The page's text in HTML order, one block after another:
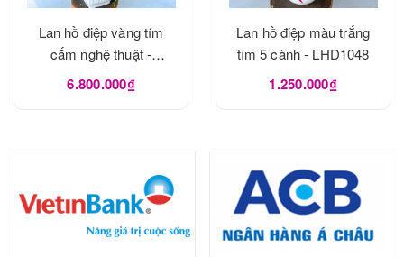
Lan hồ điệp vàng tím
cắm nghệ thuật -
LHD1049
6.800.000₫
Lan hồ điệp màu trắng
tím 5 cành - LHD1048
1.250.000₫